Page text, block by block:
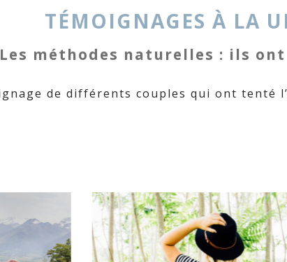
TÉMOIGNAGES À LA
Les méthodes naturelles : ils ont
de différents couples qui ont tenté